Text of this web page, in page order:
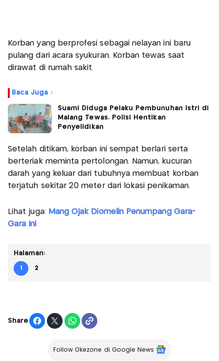
Korban yang berprofesi sebagai nelayan ini baru
pulang dari acara syukuran. Korban tewas saat
dirawat di rumah sakit.
Baca Juga :
Suami Diduga Pelaku Pembunuhan Istri di
Malang Tewas, Polisi Hentikan
Penyelidikan
Setelah ditikam, korban ini sempat berlari serta
berteriak meminta pertolongan. Namun, kucuran
darah yang keluar dari tubuhnya membuat korban
terjatuh sekitar 20 meter dari lokasi penikaman.
Lihat juga: Mang Ojak Diomelin Penumpang Gara-
Gara Ini
Halaman:
1 2
Share
Follow Okezone di Google News